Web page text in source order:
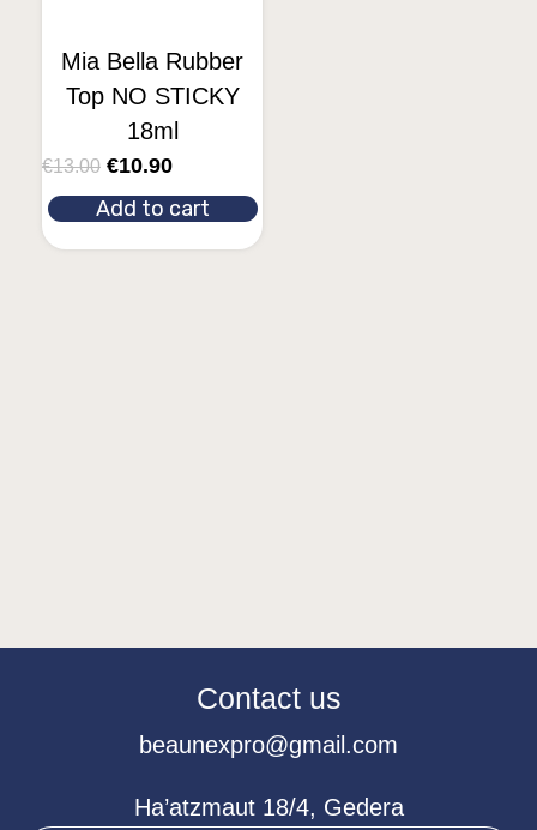
Mia Bella Rubber
Top NO STICKY
18ml
€13.00 €10.90
Add to cart
Contact us
beaunexpro@gmail.com
Ha’atzmaut 18/4, Gedera